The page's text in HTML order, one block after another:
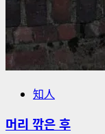
知人
머리 깎은 후